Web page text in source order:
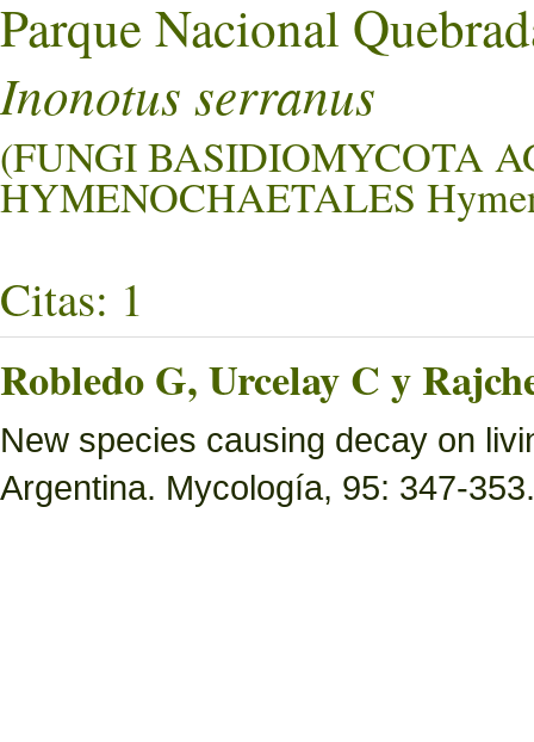
Parque Nacional
Inonotus serranus
(FUNGI BASIDIOMYCOTA
HYMENOCHAETALES
Citas: 1
Robledo G, Urcelay C y
New species causing decay on
Argentina. Mycología, 95: 347-353.